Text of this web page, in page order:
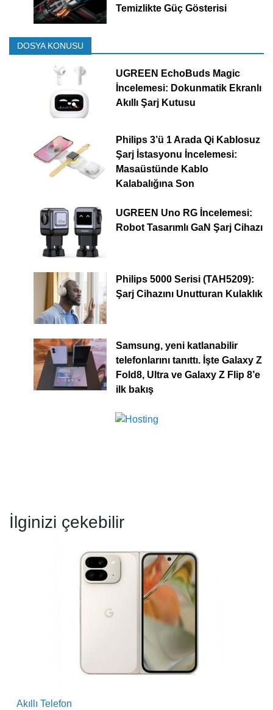
Temizlikte Güç Gösterisi
DOSYA KONUSU
UGREEN EchoBuds Magic
İncelemesi: Dokunmatik Ekranlı
Akıllı Şarj Kutusu
Philips 3’ü 1 Arada Qi Kablosuz
Şarj İstasyonu İncelemesi:
Masaüstünde Kablo
Kalabalığına Son
UGREEN Uno RG İncelemesi:
Robot Tasarımlı GaN Şarj Cihazı
Philips 5000 Serisi (TAH5209):
Şarj Cihazını Unutturan Kulaklık
Samsung, yeni katlanabilir
telefonlarını tanıttı. İşte Galaxy Z
Fold8, Ultra ve Galaxy Z Flip 8’e
ilk bakış
İlginizi çekebilir
Akıllı Telefon